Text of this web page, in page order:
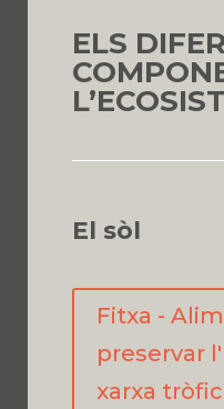
ELS
El sòl
Fitxa -
preservar
xarxa